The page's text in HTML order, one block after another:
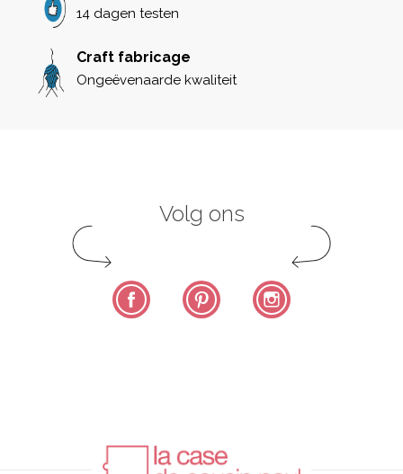
14 dagen testen
Craft fabricage
Ongeëvenaarde kwaliteit
Volg ons
Facebook Pinterest